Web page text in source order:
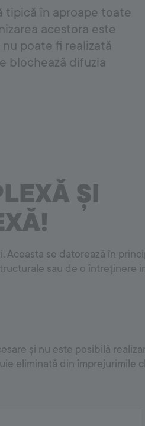
și faianță
a rosturilor cu silicon
tipică în aproape toate
acestora este
poate fi realizată
blochează difuzia
ȘI
se datorează în
sau de o întreținere
și nu este posibilă
eliminată din împrejurimile